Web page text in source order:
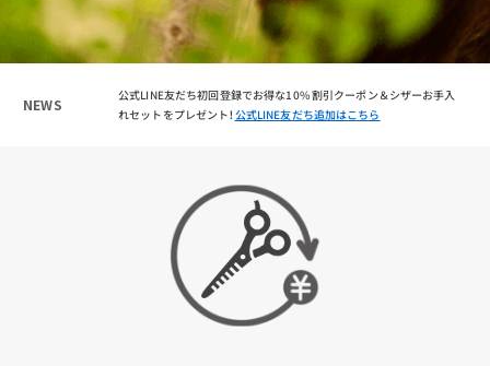
NEWS
公式LINE友だち初回登録でお得な10%割引クーポン＆シザーお手入
れセットをプレゼント！公式LINE友だち追加はこちら